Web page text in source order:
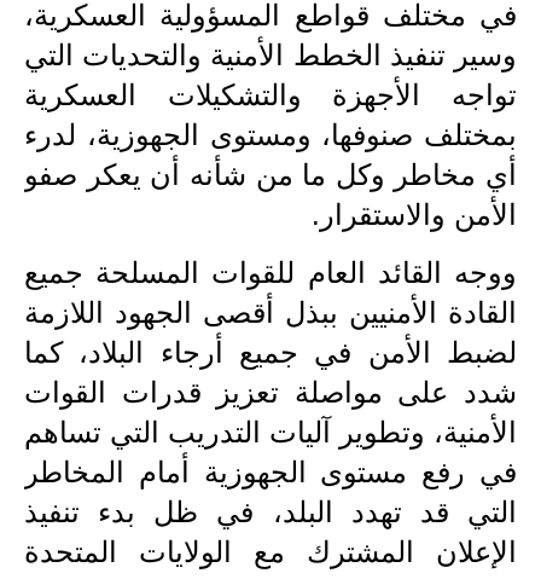
المرحلة الابتدائية
المرحلة المتوسطة
المرحلة الاعدادية
المرحلة الابتدائية
المرحلة المتوسطة
المرحلة الاعدادية
مرشحات
المرحلة الابتدائية
المرحلة المتوسطة
في مختلف قواطع المسؤولية العسكرية،
وسير تنفيذ الخطط الأمنية والتحديات التي
تواجه الأجهزة والتشكيلات العسكرية
بمختلف صنوفها، ومستوى الجهوزية، لدرء
أي مخاطر وكل ما من شأنه أن يعكر صفو
الأمن والاستقرار.
ووجه القائد العام للقوات المسلحة جميع
القادة الأمنيين ببذل أقصى الجهود اللازمة
لضبط الأمن في جميع أرجاء البلاد، كما
شدد على مواصلة تعزيز قدرات القوات
الأمنية، وتطوير آليات التدريب التي تساهم
في رفع مستوى الجهوزية أمام المخاطر
التي قد تهدد البلد، في ظل بدء تنفيذ
الإعلان المشترك مع الولايات المتحدة